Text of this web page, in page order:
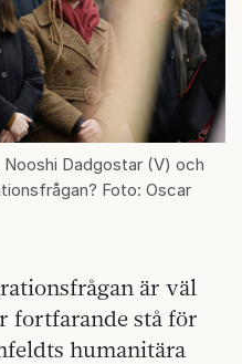
Dadgostar (V) och
Foto: Oscar
är väl
fortfarande stå för
humanitära